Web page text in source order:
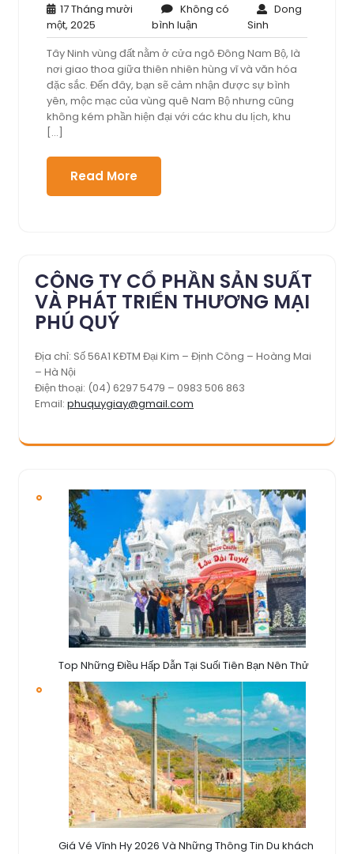
17 Tháng mười
một, 2025
Tháng
mười
một,
2025
Không có
bình luậnKhông
có
bình
luận
Dong
Sinh
Sinh
Tây Ninh vùng đất nằm ở cửa ngõ Đông Nam Bộ, là
nơi giao thoa giữa thiên nhiên hùng vĩ và văn hóa
đặc sắc. Đến đây, bạn sẽ cảm nhận được sự bình
yên, mộc mạc của vùng quê Nam Bộ nhưng cũng
không kém phần hiện đại với các khu du lịch, khu
[…]
Read More
CÔNG TY CỔ PHẦN SẢN SUẤT
VÀ PHÁT TRIỂN THƯƠNG MẠI
PHÚ QUÝ
Địa chỉ: Số 56A1 KĐTM Đại Kim – Định Công – Hoàng Mai
– Hà Nội
Điện thoại: (04) 6297 5479 – 0983 506 863
Email: phuquygiay@gmail.com
Top Những Điều Hấp Dẫn Tại Suối Tiên Bạn Nên Thử
Giá Vé Vĩnh Hy 2026 Và Những Thông Tin Du khách